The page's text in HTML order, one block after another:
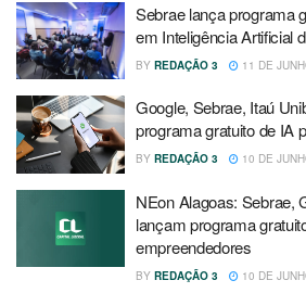
Sebrae lança programa
em Inteligência Artificial
BY REDAÇÃO 3 11 DE
Google, Sebrae, Itaú
programa gratuito de IA
BY REDAÇÃO 3 10 DE
NEon Alagoas: Sebrae,
lançam programa
empreendedores
BY REDAÇÃO 3 10 DE